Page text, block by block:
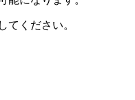
てください。